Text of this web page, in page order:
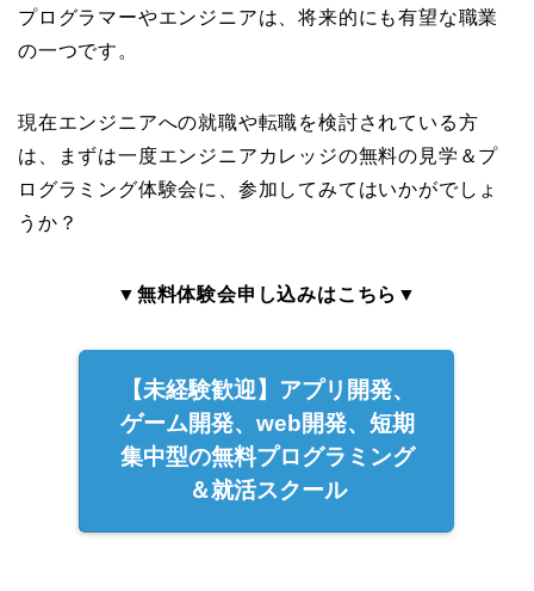
プログラマーやエンジニアは、将来的にも有望な職業
の一つです。
現在エンジニアへの就職や転職を検討されている方
は、まずは一度エンジニアカレッジの無料の見学＆プ
ログラミング体験会に、参加してみてはいかがでしょ
うか？
▼無料体験会申し込みはこちら▼
【未経験歓迎】アプリ開発、
ゲーム開発、web開発、短期
集中型の無料プログラミング
＆就活スクール